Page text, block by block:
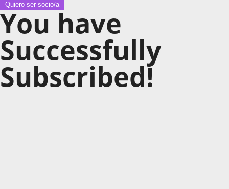
Quiero ser socio/a
You have
Successfully
Subscribed!